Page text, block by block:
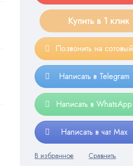
Купить в 1 клик
Позвонить на сотовый
Написать в Telegram
Написать в WhatsApp
Написать в чат Max